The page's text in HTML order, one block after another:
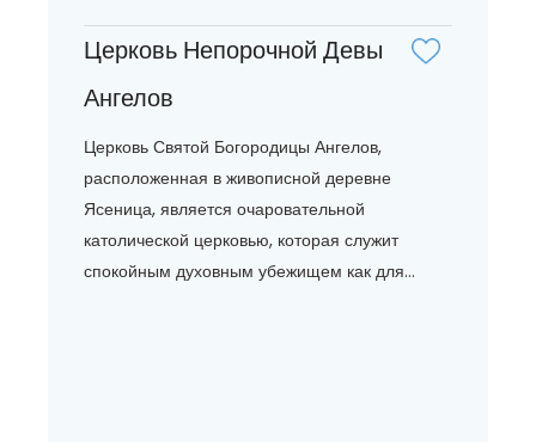
Церковь Непорочной Девы
Ангелов
Церковь Святой Богородицы Ангелов,
расположенная в живописной деревне
Ясеница, является очаровательной
католической церковью, которая служит
спокойным духовным убежищем как для...